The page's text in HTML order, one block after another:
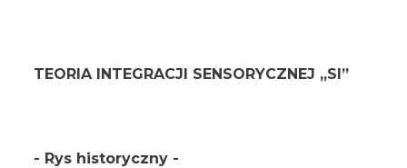
TEORIA INTEGRACJI SENSORYCZNEJ „SI”
- Rys historyczny -